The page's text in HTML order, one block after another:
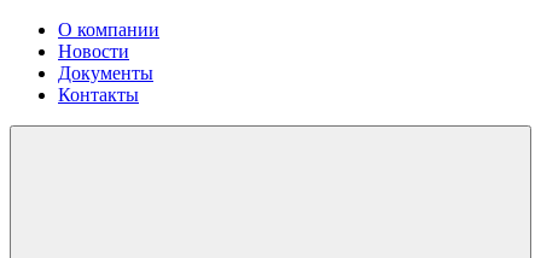
О компании
Новости
Документы
Контакты